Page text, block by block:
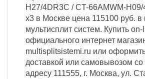
H27/4DR3C / CT-66AMWM-
x3 в Москве цена 115100 руб. в
мультисплит систем. Купить
официального интернет
multisplitsistemi.ru или оформить
доставкой или самовывозом со
адресу 111555, г. Москва, ул.